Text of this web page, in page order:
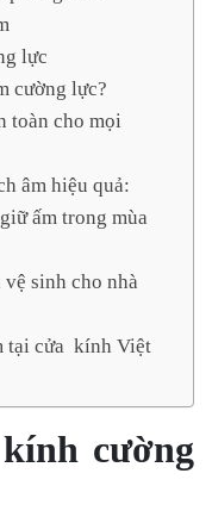
lực
cường lực?
toàn cho mọi
âm hiệu quả:
ấm trong mùa
sinh cho nhà
tại cửa kính Việt
cường